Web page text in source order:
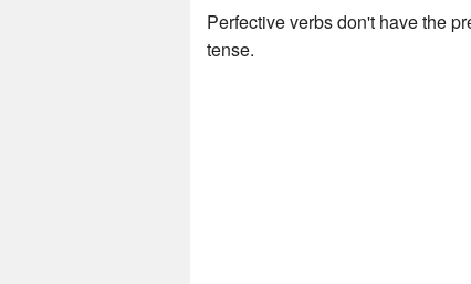
Perfective verbs don't have the
tense.